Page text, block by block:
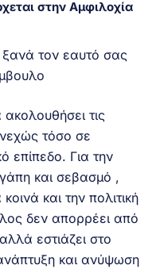
στην Αμφιλοχία
ξανά τον εαυτό σας
τις
τόσο σε
επίπεδο. Για την
και σεβασμό ,
και την πολιτική
δεν απορρέει από
εστιάζει στο
και ανύψωση